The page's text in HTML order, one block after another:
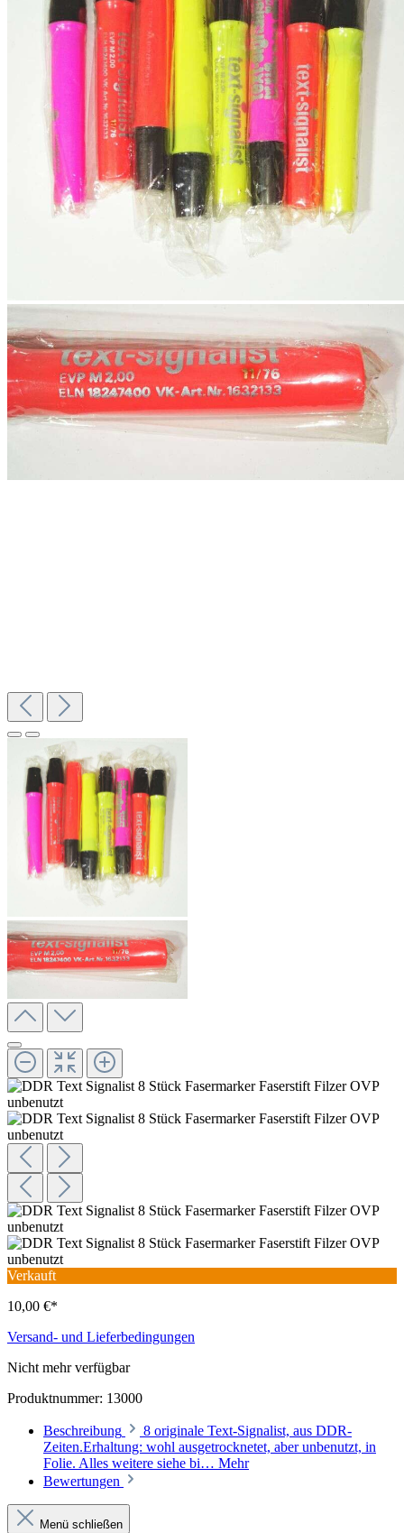
Verkauft
10,00 €*
Versand- und Lieferbedingungen
Nicht mehr verfügbar
Produktnummer: 13000
Beschreibung
8 originale Text-Signalist, aus DDR-
Zeiten.Erhaltung: wohl ausgetrocknetet, aber unbenutzt, in
Folie. Alles weitere siehe bi… Mehr
Bewertungen
Menü schließen